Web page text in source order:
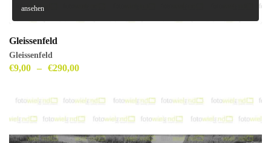
ansehen
Gleissenfeld
Gleissenfeld
€9,00 – €290,00